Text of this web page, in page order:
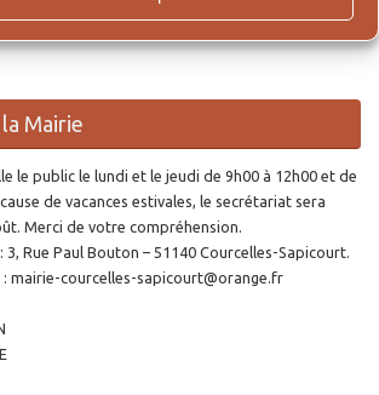
en ligne des actes de Naissance, Reconnaissance,
Mairie
le public le lundi et le jeudi de 9h00 à 12h00 et de
de vacances estivales, le secrétariat sera
Merci de votre compréhension.
3, Rue Paul Bouton – 51140 Courcelles-Sapicourt.
mairie-courcelles-sapicourt@orange.fr